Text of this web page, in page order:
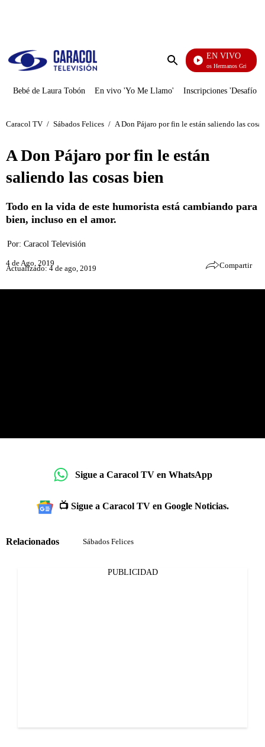
Enviar
EN VIVO
Cuentos De Los Hermanos Grimm
Bebé de Laura Tobón En vivo 'Yo Me Llamo' Inscripciones 'Desafío'
Caracol TV / Sábados Felices / A Don Pájaro por fin le están saliendo las
A Don Pájaro por fin le están
saliendo las cosas bien
Todo en la vida de este humorista está cambiando para
bien, incluso en el amor.
Por: Caracol Televisión
4 de Ago, 2019
Actualizado: 4 de ago, 2019 Compartir
Sigue a Caracol TV en WhatsApp
📺 Sigue a Caracol TV en Google Noticias.
Relacionados Sábados Felices
PUBLICIDAD